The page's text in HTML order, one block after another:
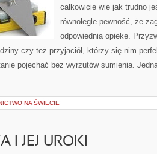
całkowicie wie jak trudno
równolegle pewność, że
odpowiednia opiekę.
czy też przyjaciół, którzy się nim
pojechać bez wyrzutów sumienia.
NA ŚWIECIE
I JEJ UROKI